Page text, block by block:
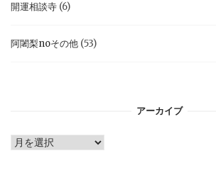
開運相談寺 (6)
阿闍梨noその他 (53)
アーカイブ
ア